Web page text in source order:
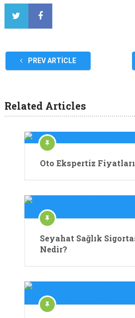
PREV ARTICLE
Related Articles
Oto Ekspertiz
Seyahat Sağlık
Nedir?